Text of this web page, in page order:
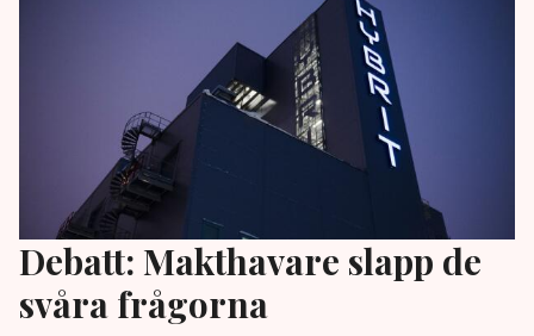
Debatt: Makthavare slapp de
svåra frågorna